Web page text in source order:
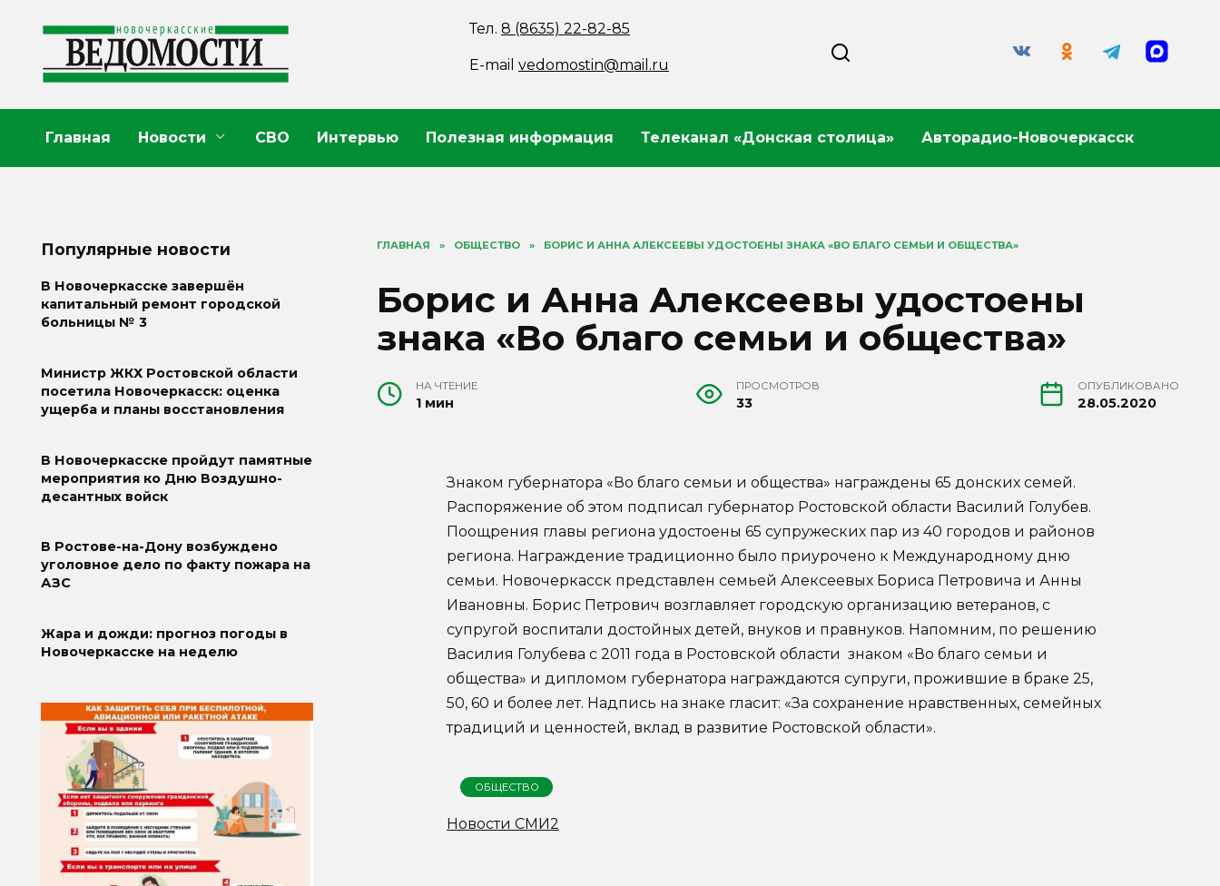
содержанию
Тел.8 (8635) 22-82-85
E-mailvedomostin@mail.ru
Главная Новости СВО Интервью Полезная информация Телеканал «Донская столица» Авторадио-Новочеркасск
ГЛАВНАЯ » ОБЩЕСТВО » БОРИС И АННА АЛЕКСЕЕВЫ УДОСТОЕНЫ ЗНАКА «ВО БЛАГО СЕМЬИ И ОБЩЕСТВА»
Борис и Анна Алексеевы удостоены
знака «Во благо семьи и общества»
НА ЧТЕНИЕ
1 мин
ПРОСМОТРОВ
33
ОПУБЛИКОВАНО
28.05.2020
Знаком губернатора «Во благо семьи и общества» награждены 65 донских семей.
Распоряжение об этом подписал губернатор Ростовской области Василий Голубев.
Поощрения главы региона удостоены 65 супружеских пар из 40 городов и районов
региона. Награждение традиционно было приурочено к Международному дню
семьи. Новочеркасск представлен семьей Алексеевых Бориса Петровича и Анны
Ивановны. Борис Петрович возглавляет городскую организацию ветеранов, с
супругой воспитали достойных детей, внуков и правнуков. Напомним, по решению
Василия Голубева с 2011 года в Ростовской области знаком «Во благо семьи и
общества» и дипломом губернатора награждаются супруги, прожившие в браке 25,
50, 60 и более лет. Надпись на знаке гласит: «За сохранение нравственных, семейных
традиций и ценностей, вклад в развитие Ростовской области».
ОБЩЕСТВО
Новости СМИ2
Популярные новости
В Новочеркасске завершён
капитальный ремонт городской
больницы № 3
Министр ЖКХ Ростовской области
посетила Новочеркасск: оценка
ущерба и планы восстановления
В Новочеркасске пройдут памятные
мероприятия ко Дню Воздушно-
десантных войск
В Ростове-на-Дону возбуждено
уголовное дело по факту пожара на
АЗС
Жара и дожди: прогноз погоды в
Новочеркасске на неделю